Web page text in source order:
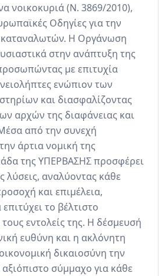
νοικοκυριά (Ν. 3869/2010),
Οδηγίες για την
Η Οργάνωση
στην ανάπτυξη της
με επιτυχία
ενώπιον των
και διασφαλίζοντας
αρχών της διαφάνειας και
από την συνεχή
άρτια νομική της
της ΥΠΕΡΒΑΣΗΣ προσφέρει
λύσεις, αναλύοντας κάθε
και επιμέλεια,
το βέλτιστο
εντολείς της. Η δέσμευσή
ευθύνη και η ακλόνητη
δικαιοσύνη την
σύμμαχο για κάθε